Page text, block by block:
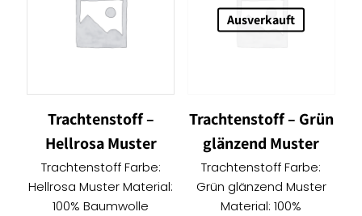
Trachtenstoff –
Hellrosa Muster
Trachtenstoff Farbe:
Hellrosa Muster Material:
100% Baumwolle
Ausverkauft
Trachtenstoff – Grün
glänzend Muster
Trachtenstoff Farbe:
Grün glänzend Muster
Material: 100%